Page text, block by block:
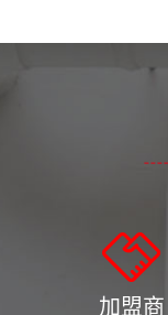
加盟商